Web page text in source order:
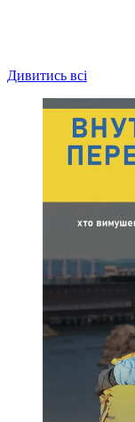
Дивитись всі